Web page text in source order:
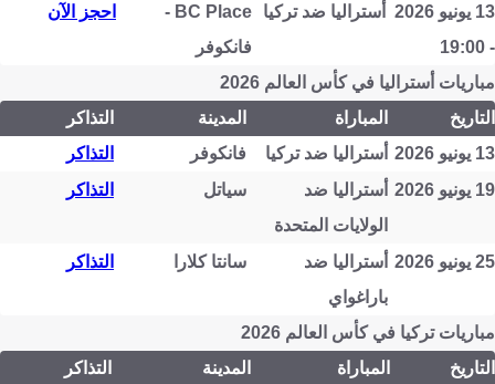
13 يونيو 2026
- 19:00
أستراليا ضد تركيا
BC Place -
فانكوفر
احجز الآن
مباريات أستراليا في كأس العالم 2026
التاريخ
المباراة المدينة
التذاكر
13 يونيو 2026
أستراليا ضد تركيا فانكوفر
التذاكر
19 يونيو 2026
أستراليا ضد
الولايات المتحدة
سياتل التذاكر
25 يونيو 2026
أستراليا ضد
باراغواي
سانتا كلارا التذاكر
مباريات تركيا في كأس العالم 2026
التاريخ
المباراة المدينة
التذاكر